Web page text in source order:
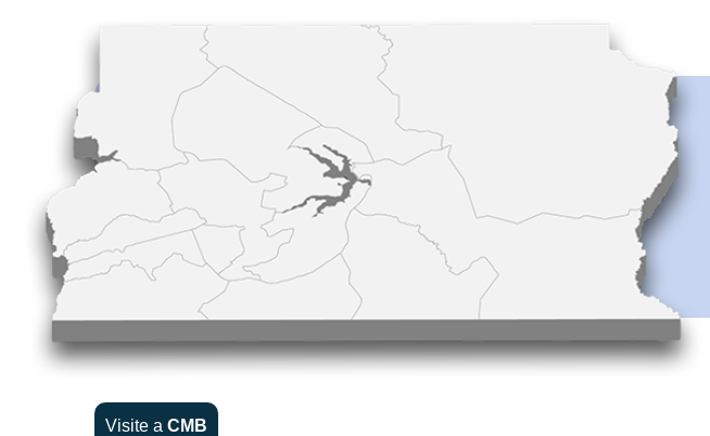
Visite a CMB